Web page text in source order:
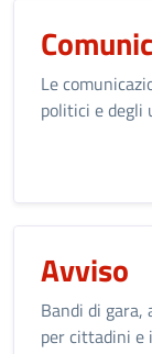
Le
politici e degli
Avviso
Bandi di
per cittadini e